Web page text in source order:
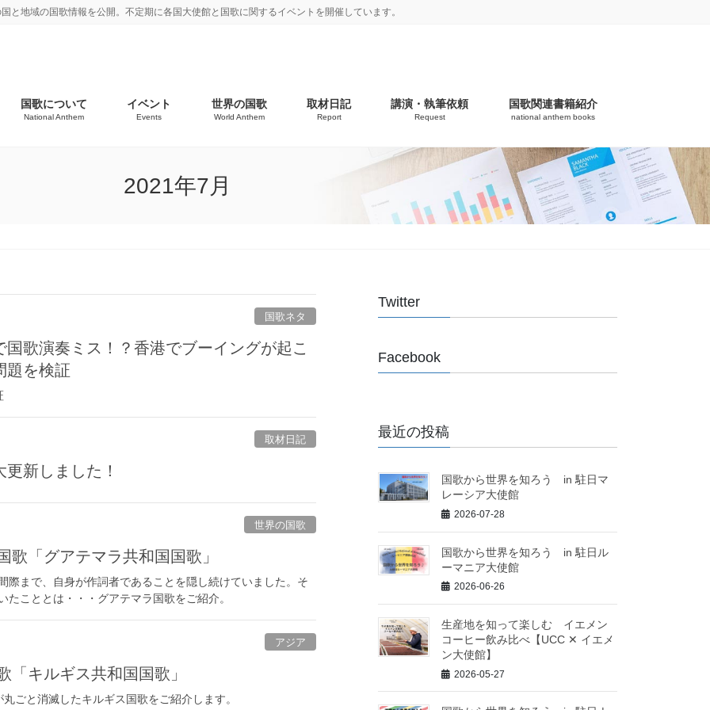
と地域の国歌情報を公開。不定期に各国大使館と国歌に関するイベントを開催しています。
国歌について
National Anthem
イベント
Events
世界の国歌
World Anthem
取材日記
Report
講演・執筆依頼
Request
国歌関連書籍紹介
national anthem books
2021年7月
国歌ネタ
歌演奏ミス！？香港でブーイングが起こ
題を検証
取材日記
新しました！
世界の国歌
歌「グアテマラ共和国国歌」
際まで、自身が作詞者であることを隠し続けていました。そ
たこととは・・・グアテマラ国歌をご紹介。
アジア
「キルギス共和国国歌」
ごと消滅したキルギス国歌をご紹介します。
Twitter
Facebook
最近の投稿
国歌から世界を知ろう in 駐日マ
レーシア大使館
2026-07-28
国歌から世界を知ろう in 駐日ル
ーマニア大使館
2026-06-26
生産地を知って楽しむ イエメン
コーヒー飲み比べ【UCC ✕ イエメ
ン大使館】
2026-05-27